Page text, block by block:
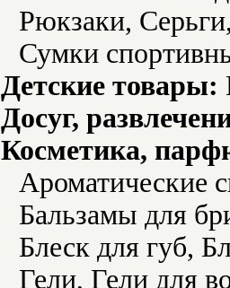
Рюкзаки,
Сумки
Детские товары:
Досуг,
Косметика,
Ароматические
Бальзамы для
Блеск для губ,
Гели, Гели для